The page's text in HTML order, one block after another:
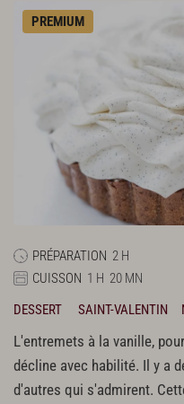
PREMIUM
PRÉPARATION 2 H
CUISSON 1 H 20 MN
DESSERT
SAINT-VALENTIN
L'entremets à la vanille,
décline avec habilité. Il y a
d'autres qui s'admirent.